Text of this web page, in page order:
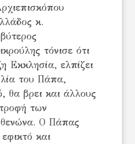
κ.
τόνισε ότι
Εκκλησία, ελπίζει
του Πάπα,
θα βρει και άλλους
των
Ο Πάπας
εφικτό και